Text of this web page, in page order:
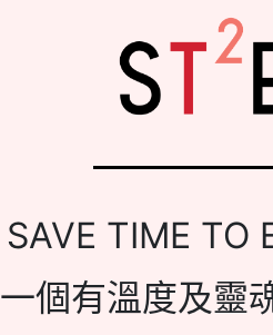
SAVE TIME TO
一個有溫度及靈